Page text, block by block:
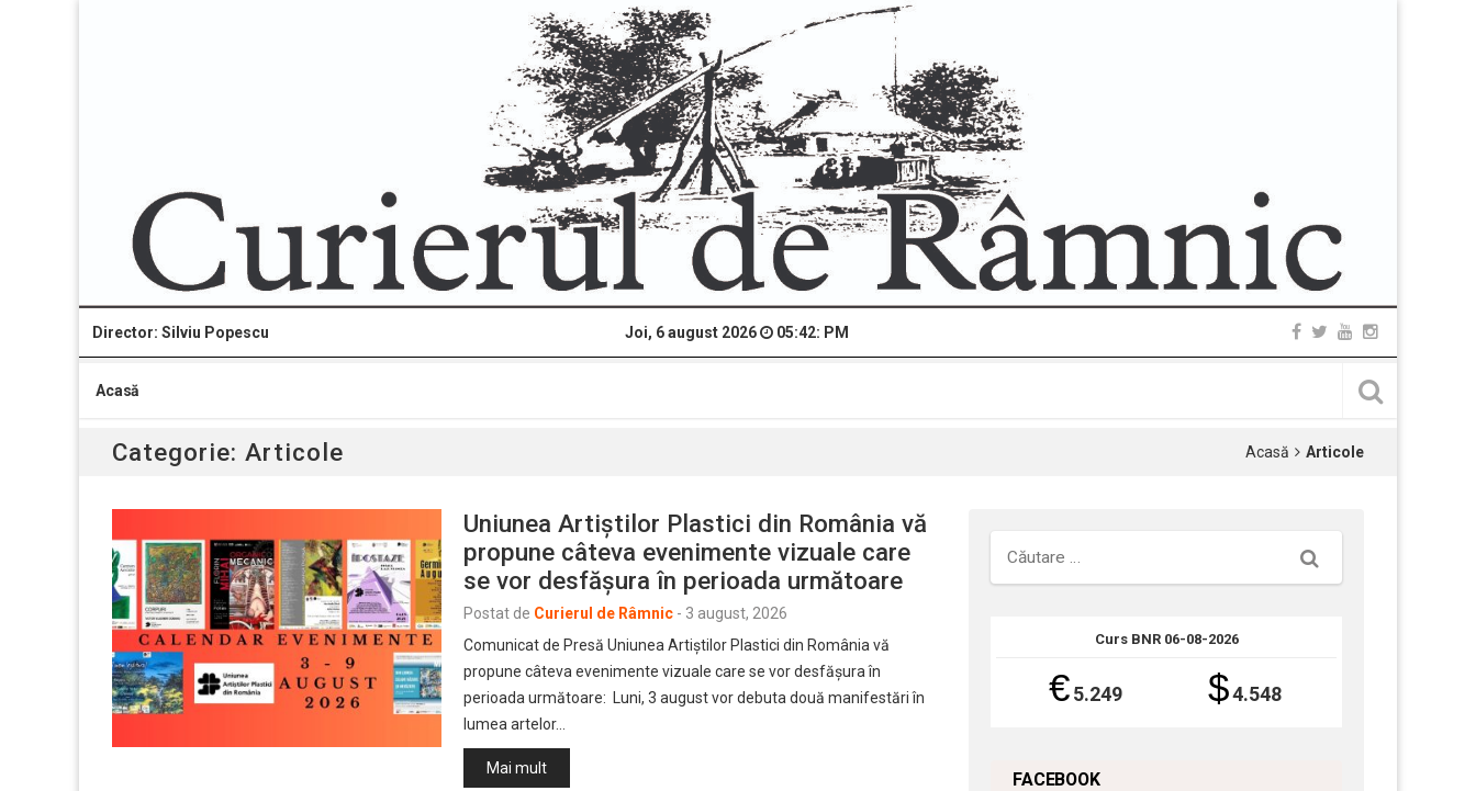
Director: Silviu Popescu Joi, 6 august 2026 05:42: PM
Acasă
Categorie: Articole Acasă Articole
Uniunea Artiștilor Plastici din România vă
propune câteva evenimente vizuale care
se vor desfășura în perioada următoare
Postat de Curierul de Râmnic - 3 august, 2026
Comunicat de Presă Uniunea Artiștilor Plastici din România vă
propune câteva evenimente vizuale care se vor desfășura în
perioada următoare: Luni, 3 august vor debuta două manifestări în
lumea artelor…
Mai mult
Căutare
Curs BNR 06-08-2026
€ 5.249 $4.548
FACEBOOK